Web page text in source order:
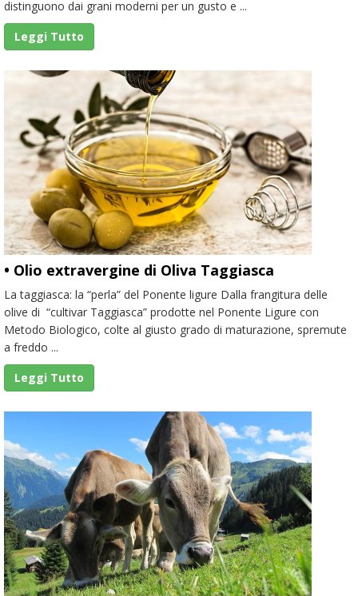
distinguono dai grani moderni per un gusto e ...
Leggi Tutto
• Olio extravergine di Oliva Taggiasca
La taggiasca: la “perla” del Ponente ligure Dalla frangitura delle
olive di “cultivar Taggiasca” prodotte nel Ponente Ligure con
Metodo Biologico, colte al giusto grado di maturazione, spremute
a freddo ...
Leggi Tutto